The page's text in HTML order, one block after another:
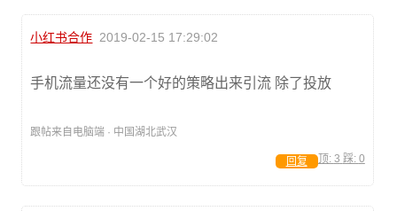
小红书合作 2019-02-15 17:29:02
手机流量还没有一个好的策略出来引流 除了投放
跟帖来自电脑端 · 中国湖北武汉
顶: 3 踩: 0
回复